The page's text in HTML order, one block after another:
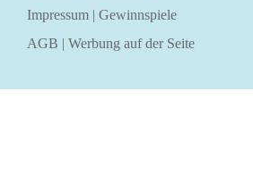
Impressum | Gewinnspiele
AGB | Werbung auf der Seite